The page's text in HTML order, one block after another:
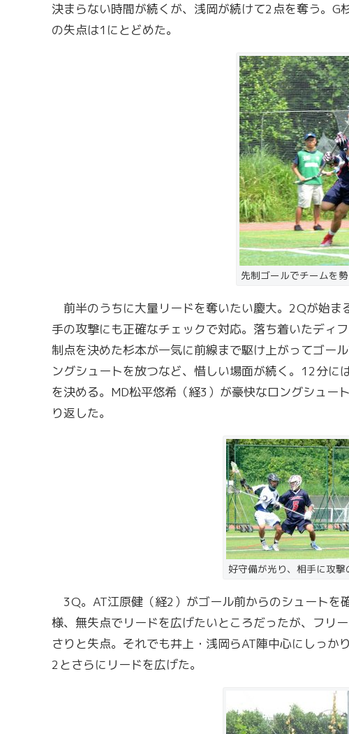
決まらない時間が続くが、浅岡が続けて2点を奪う。
の失点は1にとどめた。
先制ゴールでチームを
前半のうちに大量リードを奪いたい慶大。2Qが始ま
手の攻撃にも正確なチェックで対応。落ち着いたディ
制点を決めた杉本が一気に前線まで駆け上がってゴー
ングシュートを放つなど、惜しい場面が続く。12分に
を決める。MD松平悠希（経3）が豪快なロングシュー
り返した。
好守備が光り、相手に攻
3Q。AT江原健（経2）がゴール前からのシュートを
様、無失点でリードを広げたいところだったが、フリ
さりと失点。それでも井上・浅岡らAT陣中心にしっ
2とさらにリードを広げた。